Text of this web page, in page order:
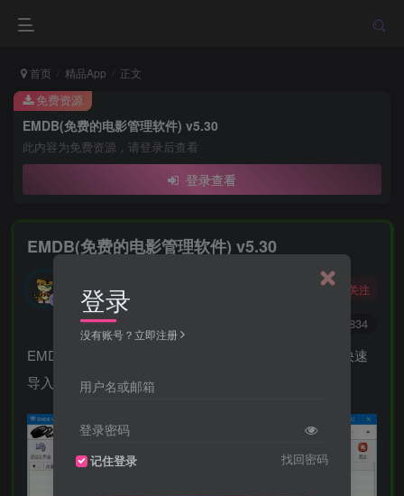
首页 精品App 正文
EMDB(免费的电影管理软件) v5.30
此内容为免费资源，请登录后查看
登录查看
免费资源
EMDB(免费的电影管理软件) v5.30
酒醒只在花前坐，酒醉还来花下眠。
关注
2834
EMDB 是一款免费的电影管理软件，它可以帮助用户快速
导入和管理视频文件及其元数据。
登录
没有账号？立即注册
用户名或邮箱
登录密码
记住登录 找回密码